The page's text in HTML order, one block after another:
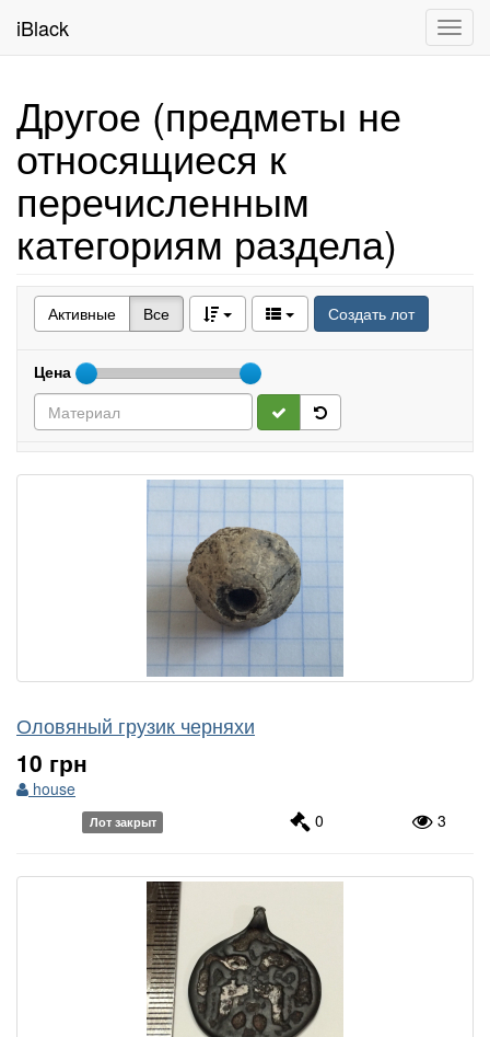
iBlack
Другое (предметы не
относящиеся к
перечисленным
категориям раздела)
Активные Все Создать лот
Цена
Оловяный грузик черняхи
10 грн
house
Лот закрыт 0 3